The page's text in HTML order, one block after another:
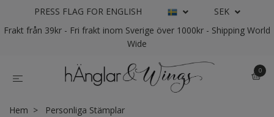
PRESS FLAG FOR ENGLISH
SEK
Frakt från 39kr - Fri frakt inom Sverige över 1000kr - Shipping World
Wide
0
Hem
Personliga Stämplar